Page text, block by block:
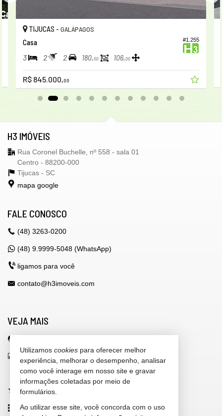
#1.255
TIJUCAS - GALÁPAGOS
Casa
3 2 2 180,00 106,00
R$ 845.000,00
H3 IMÓVEIS
Rua Coronel Buchelle, nº 558 - sala 01
Centro - 88200-000
Tijucas - SC
mapa google
FALE CONOSCO
(48) 3263-0200
(48) 9.9999-5048 (WhatsApp)
ligamos para você
contato@h3imoveis.com
VEJA MAIS
indicadores financeiros
cadastre seu imóvel
imóveis favoritos
mapa de imóveis
Utilizamos cookies para oferecer melhor
experiência, melhorar o desempenho, analisar
como você interage em nosso site e gravar
informações coletadas por meio de
formulários.
Ao utilizar esse site, você concorda com o uso